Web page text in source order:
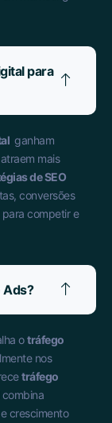
para
ganham
mais
de SEO
conversões
competir e
Ads?
otráfego
nos
tráfego
combina
crescimento